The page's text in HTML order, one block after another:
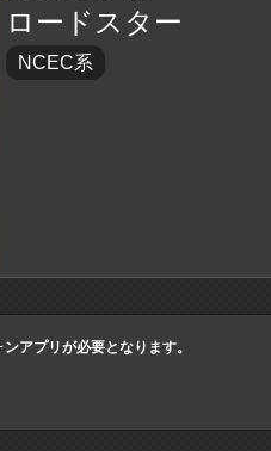
ロードスター
NCEC系
アプリが必要となります。